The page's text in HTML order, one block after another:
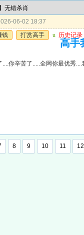
无错杀肖
06-02 18:37
钱
打赏高手 u 历史记录
高手
你辛苦了.....全网你最优秀
8 9 10 11 12